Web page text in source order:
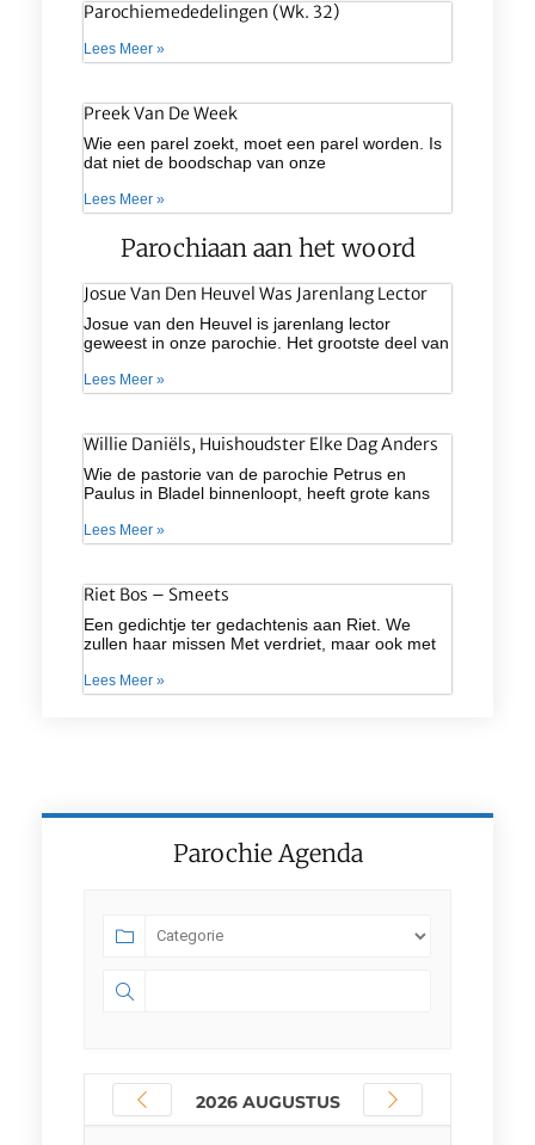
Parochiemededelingen (wk. 32)
Lees Meer »
Preek Van De Week
Wie een parel zoekt, moet een parel worden. Is
dat niet de boodschap van onze
Lees Meer »
Parochiaan aan het woord
Josue Van Den Heuvel Was Jarenlang Lector
Josue van den Heuvel is jarenlang lector
geweest in onze parochie. Het grootste deel van
Lees Meer »
Willie Daniëls, Huishoudster Elke Dag Anders
Wie de pastorie van de parochie Petrus en
Paulus in Bladel binnenloopt, heeft grote kans
Lees Meer »
Riet Bos – Smeets
Een gedichtje ter gedachtenis aan Riet. We
zullen haar missen Met verdriet, maar ook met
Lees Meer »
Parochie Agenda
2026 AUGUSTUS